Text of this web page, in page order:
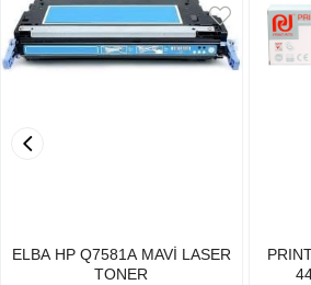
ELBA HP Q7581A MAVİ LASER
TONER